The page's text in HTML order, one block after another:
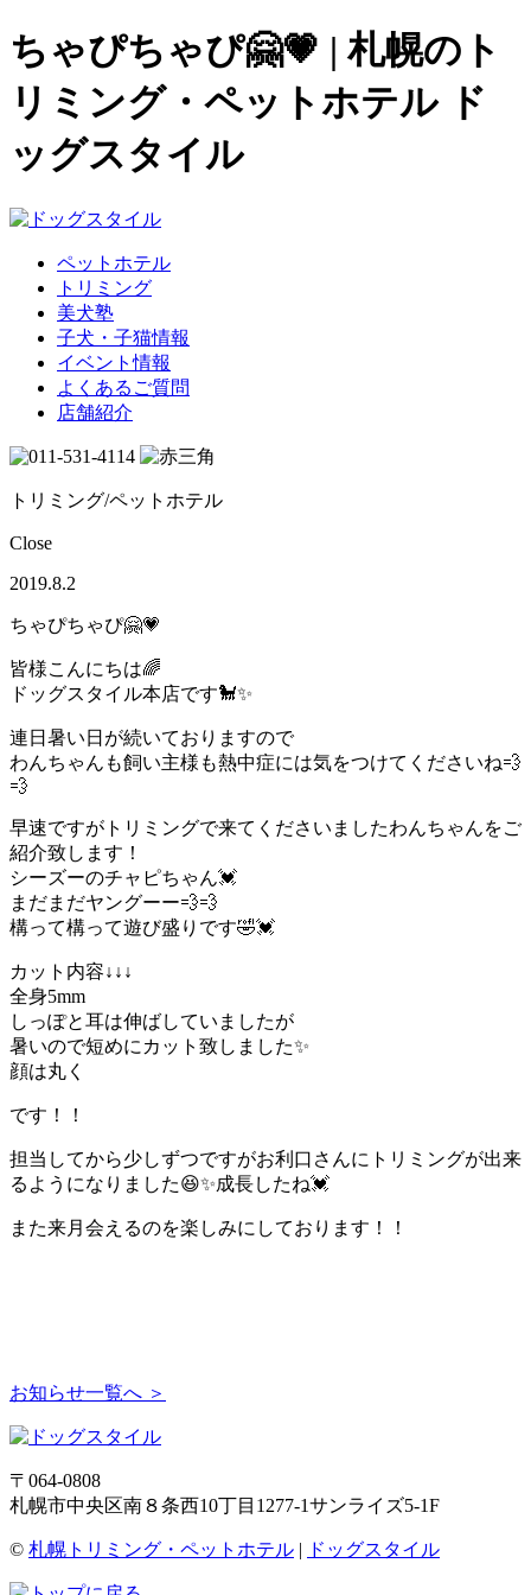
ちゃぴちゃぴ🤗💗 | 札幌のト
リミング・ペットホテル ド
ッグスタイル
ペットホテル
トリミング
美犬塾
子犬・子猫情報
イベント情報
よくあるご質問
店舗紹介
トリミング/ペットホテル
Close
2019.8.2
ちゃぴちゃぴ🤗💗
皆様こんにちは🌈
ドッグスタイル本店です🐩✨
連日暑い日が続いておりますので
わんちゃんも飼い主様も熱中症には気をつけてくださいね💨
💨
早速ですがトリミングで来てくださいましたわんちゃんをご
紹介致します！
シーズーのチャピちゃん💓
まだまだヤングーー💨💨
構って構って遊び盛りです🤣💓
カット内容↓↓↓
全身5mm
しっぽと耳は伸ばしていましたが
暑いので短めにカット致しました✨
顔は丸く
です！！
担当してから少しずつですがお利口さんにトリミングが出来
るようになりました😆✨成長したね💓
また来月会えるのを楽しみにしております！！
お知らせ一覧へ ＞
〒064-0808
札幌市中央区南８条西10丁目1277-1サンライズ5-1F
© 札幌トリミング・ペットホテル | ドッグスタイル